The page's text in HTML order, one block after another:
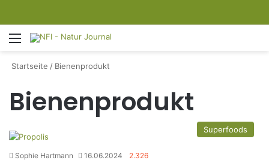
Menü
Startseite / Bienenprodukt
Bienenprodukt
Superfoods
Sophie Hartmann 16.06.2024 2.326